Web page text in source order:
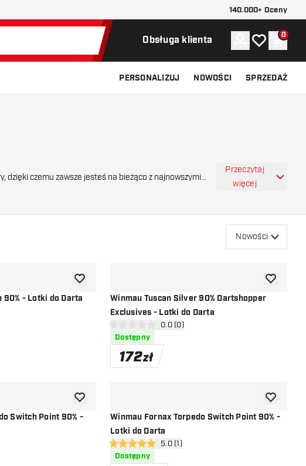
140.000+ Oceny
Obsługa klienta Konto
Moja listaKoszyk
0
PERSONALIZUJ NOWOŚCI SPRZEDAŻ
czemu zawsze jesteś na bieżąco z najnowszymi
Przeczytaj
więcej
Nowości
90% - Lotki do Darta
recenzji
dodaj do listy życzeń
Winmau Tuscan Silver 90% Dartshopper
Exclusives - Lotki do Darta
otwórz panel recenzji
0 gwiazdki oceny0.0 (0)
Dostępny
172zł
dodaj do
Switch Point 90% -
recenzji
dodaj do listy życzeń
Winmau Fornax Torpedo Switch Point 90% -
Lotki do Darta
otwórz panel recenzji
5 gwiazdki oceny5.0 (1)
Dostępny
dodaj do